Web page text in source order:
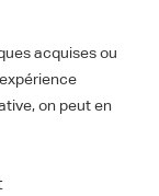
acquises ou
on peut en